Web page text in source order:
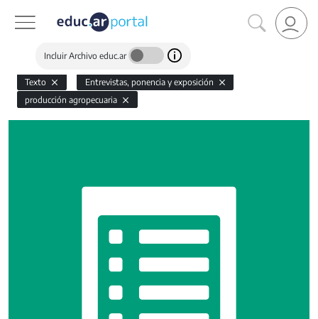
Incluir Archivo educ.ar
Texto
Entrevistas, ponencia y exposición
producción agropecuaria